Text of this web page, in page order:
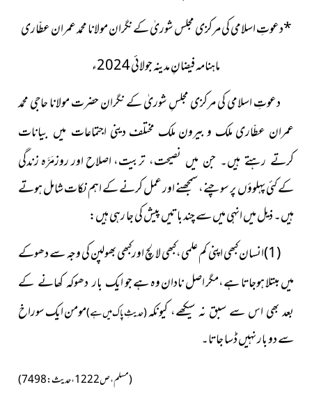
*دعوتِ اسلامی کی مرکزی مجلس شوریٰ کے نگران مولانا محمد عمران عطّاری
ماہنامہ فیضانِ مدینہ جولائی 2024ء
دعوتِ اسلامی کی مرکزی مجلسِ شوریٰ کے نگران حضرت مولاناحاجی محمد
عمران عطّاری ملک و بیرون ملک مختلف دینی اجتماعات میں بیانات
کرتے رہتے ہیں۔ جن میں نصیحت، تربیت، اصلاح اور روزمَرَّہ زندگی
کے کئی پہلوؤں پر سوچنے، سمجھنے اور عمل کرنے کے اہم نکات شامل ہوتے
ہیں۔ ذیل میں انہی میں سے چند باتیں پیش کی جا رہی ہیں:
(1)انسان کبھی اپنی کم علمی،کبھی لالچ اورکبھی بھولپن کی وجہ سے دھوکے
میں مبتلا ہوجاتا ہے،مگر اصل نادان وہ ہے جوایک بار دھوکہ کھانے کے
بعد بھی اس سے سبق نہ سیکھے، کیونکہ(حدیثِ پاک میں ہے)مومن ایک سوراخ
سے دو بار نہیں ڈسا جاتا۔
(مسلم، ص1222، حدیث : 7498 )